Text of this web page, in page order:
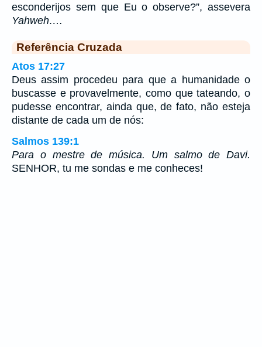
esconderijos sem que Eu o observe?”, assevera
Yahweh.…
Referência Cruzada
Atos 17:27
Deus assim procedeu para que a humanidade o
buscasse e provavelmente, como que tateando, o
pudesse encontrar, ainda que, de fato, não esteja
distante de cada um de nós:
Salmos 139:1
Para o mestre de música. Um salmo de Davi.
SENHOR, tu me sondas e me conheces!